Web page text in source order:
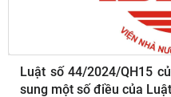
Luật số 44/2024/QH15
sung một số điều của